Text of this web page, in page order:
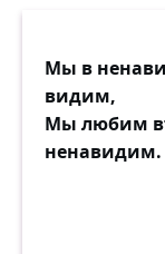
Мы в
видим,
Мы любим
ненавидим.